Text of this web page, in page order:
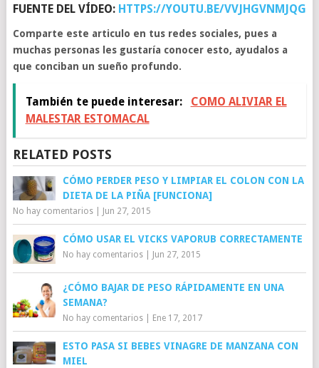
FUENTE DEL VÍDEO: HTTPS://YOUTU.BE/VVJHGVNMJQG
Comparte este articulo en tus redes sociales, pues a
muchas personas les gustaría conocer esto, ayudalos a
que conciban un sueño profundo.
También te puede interesar:
COMO ALIVIAR EL
MALESTAR ESTOMACAL
RELATED POSTS
CÓMO PERDER PESO Y LIMPIAR EL COLON CON LA
DIETA DE LA PIÑA [FUNCIONA]
No hay comentarios| Jun 27, 2015
CÓMO USAR EL VICKS VAPORUB CORRECTAMENTE
No hay comentarios| Jun 27, 2015
¿CÓMO BAJAR DE PESO RÁPIDAMENTE EN UNA
SEMANA?
No hay comentarios| Ene 17, 2017
ESTO PASA SI BEBES VINAGRE DE MANZANA CON
MIEL